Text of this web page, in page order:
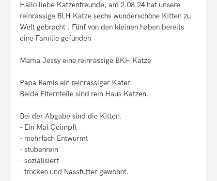
Hallo liebe Katzenfreunde, am 2.08.24 hat unsere
reinrassige BLH Katze sechs wunderschöne Kitten zu
Welt gebracht . Fünf von den kleinen haben bereits
eine Familie gefunden
Mama Jessy eine reinrassige BKH Katze
Papa Ramis ein reinrassiger Kater.
Beide Elternteile sind rein Haus Katzen.
Bei der Abgabe sind die Kitten.
- Ein Mal Geimpft
- mehrfach Entwurmt
- stubenrein
- sozialisiert
- trocken und Nassfutter gewöhnt.